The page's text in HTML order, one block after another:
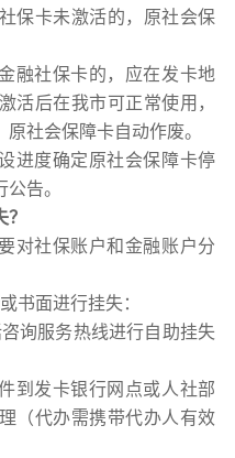
保卡未激活的，原社会保
融社保卡的，应在发卡地
活后在我市可正常使用，
社会保障卡自动作废。
进度确定原社会保障卡停
告。
？
对社保账户和金融账户分
书面进行挂失：
询服务热线进行自助挂失
到发卡银行网点或人社部
（代办需携带代办人有效